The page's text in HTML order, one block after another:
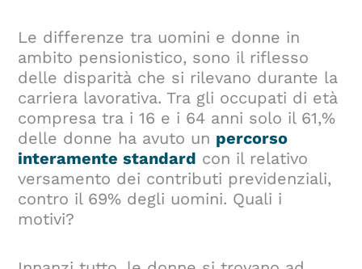
Le differenze tra uomini e donne in
ambito pensionistico, sono il riflesso
delle disparità che si rilevano durante la
carriera lavorativa. Tra gli occupati di età
compresa tra i 16 e i 64 anni solo il 61,%
delle donne ha avuto un percorso
interamente standard con il relativo
versamento dei contributi previdenziali,
contro il 69% degli uomini. Quali i
motivi?